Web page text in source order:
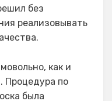
без
реализовывать
как и
Процедура по
была